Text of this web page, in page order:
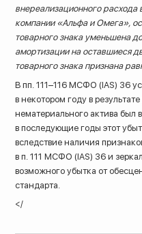
внереализационного расхода
компании «Альфа и Омега»,
товарного знака уменьшена
амортизации на оставшиеся
товарного знака признана
В пп. 111–116 МСФО (IAS) 36
в некотором году в
нематериального актива был
в последующие годы этот
вследствие наличия
в п. 111 МСФО (IAS) 36 и
возможного убытка от
стандарта.
</